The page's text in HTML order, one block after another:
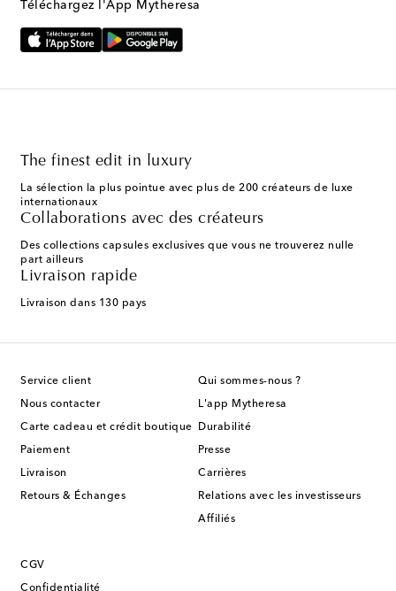
Téléchargez l'App Mytheresa
The finest edit in luxury
La sélection la plus pointue avec plus de 200 créateurs de luxe
internationaux
Collaborations avec des créateurs
Des collections capsules exclusives que vous ne trouverez nulle
part ailleurs
Livraison rapide
Livraison dans 130 pays
Service client
Nous contacter
Carte cadeau et crédit boutique
Paiement
Livraison
Retours & Échanges
Qui sommes-nous ?
L'app Mytheresa
Durabilité
Presse
Carrières
Relations avec les investisseurs
Affiliés
CGV
Confidentialité